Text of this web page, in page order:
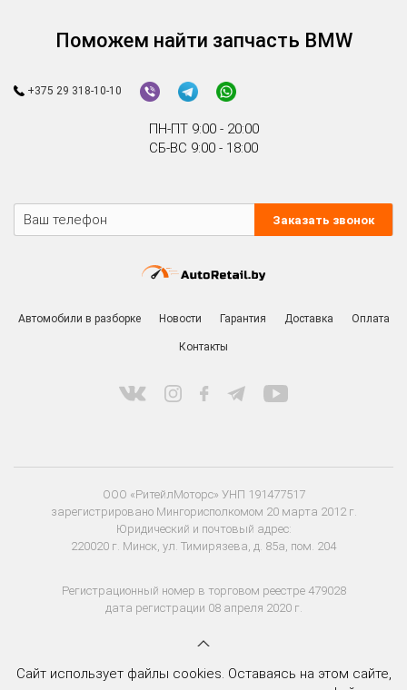
Поможем найти запчасть BMW
+375 29 318-10-10
ПН-ПТ 9:00 - 20:00
СБ-ВС 9:00 - 18:00
Заказать звонок
Автомобили в разборке Новости Гарантия Доставка Оплата
Контакты
ООО «РитейлМоторс» УНП 191477517
зарегистрировано Мингорисполкомом 20 марта 2012 г.
Юридический и почтовый адрес:
220020 г. Минск, ул. Тимирязева, д. 85а, пом. 204
Регистрационный номер в торговом реестре 479028
дата регистрации 08 апреля 2020 г.
Сайт использует файлы cookies. Оставаясь на этом сайте,